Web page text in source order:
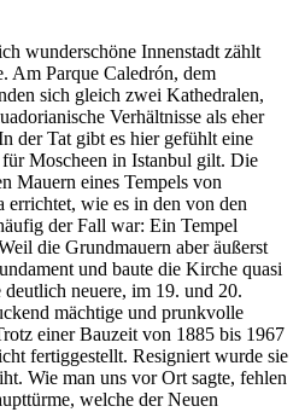
wunderschöne Innenstadt zählt
Am Parque Caledrón, dem
sich gleich zwei Kathedralen,
Verhältnisse als eher
der Tat gibt es hier gefühlt eine
Moscheen in Istanbul gilt. Die
Mauern eines Tempels von
errichtet, wie es in den von den
der Fall war: Ein Tempel
die Grundmauern aber äußerst
und baute die Kirche quasi
neuere, im 19. und 20.
mächtige und prunkvolle
einer Bauzeit von 1885 bis 1967
fertiggestellt. Resigniert wurde sie
Wie man uns vor Ort sagte, fehlen
welche der Neuen